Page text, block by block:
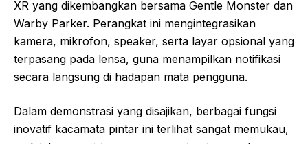
XR yang dikembangkan bersama Gentle Monster dan
Warby Parker. Perangkat ini mengintegrasikan
kamera, mikrofon, speaker, serta layar opsional yang
terpasang pada lensa, guna menampilkan notifikasi
secara langsung di hadapan mata pengguna.
Dalam demonstrasi yang disajikan, berbagai fungsi
inovatif kacamata pintar ini terlihat sangat memukau,